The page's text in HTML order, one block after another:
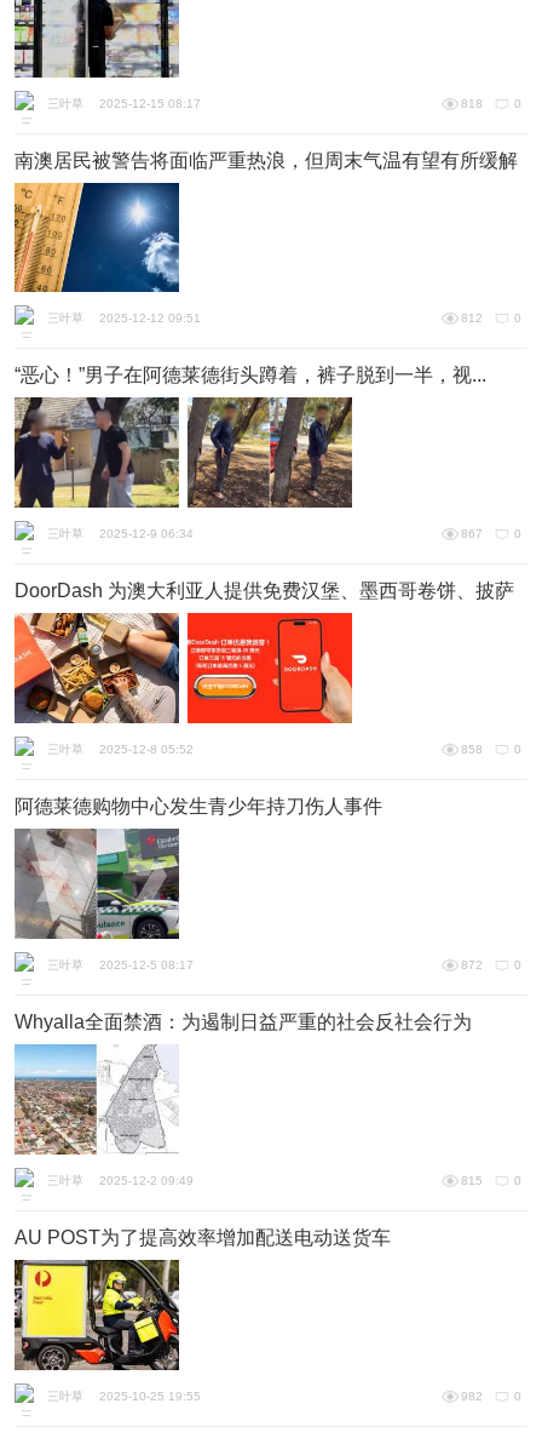
三叶草 2025-12-15 08:17 0
818
南澳居民被警告将面临严重热浪，但周末气温有望有所缓解
三叶草 2025-12-12 09:51 0
812
“恶心！”男子在阿德莱德街头蹲着，裤子脱到一半，视...
三叶草 2025-12-9 06:34 0
867
DoorDash 为澳大利亚人提供免费汉堡、墨西哥卷饼、披萨
和...
三叶草 2025-12-8 05:52 0
858
阿德莱德购物中心发生青少年持刀伤人事件
三叶草 2025-12-5 08:17 0
872
Whyalla全面禁酒：为遏制日益严重的社会反社会行为
三叶草 2025-12-2 09:49 0
815
AU POST为了提高效率增加配送电动送货车
三叶草 2025-10-25 19:55 0
982